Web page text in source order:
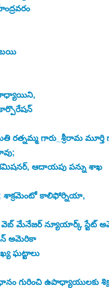
రత్నమ్మ గారు_శ్రీరామ మూర్తి
ఆదాయపు పన్ను శాఖ
శాక్రమెంటో కాలిఫోర్నియా,
వెబ్ మేనేజర్ న్యూయార్క్ స్టేట్
అమెరికా
ఘట్టాలు
గురించి ఉపాధ్యాయులకు